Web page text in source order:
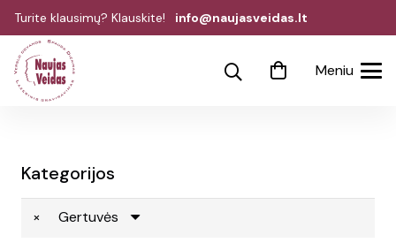
Turite klausimų? Klauskite! info@naujasveidas.lt
Meniu
Kategorijos
× Gertuvės